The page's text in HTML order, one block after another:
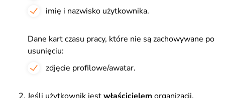
imię i nazwisko użytkownika.
Dane kart czasu pracy, które nie są zachowywane po
usunięciu:
zdjęcie profilowe/awatar.